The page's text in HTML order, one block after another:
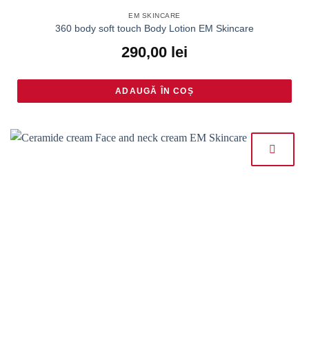
EM SKINCARE
360 body soft touch Body Lotion EM Skincare
290,00 lei
ADAUGĂ ÎN COȘ